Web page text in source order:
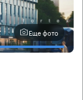
Еще фото